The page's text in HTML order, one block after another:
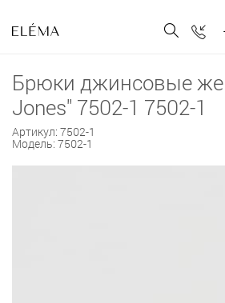
Брюки джинсовые
Jones" 7502-1 7502-1
Артикул: 7502-1
Модель: 7502-1